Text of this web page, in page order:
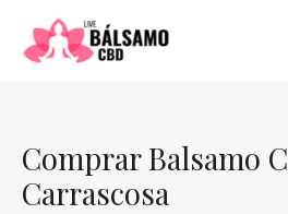
contenido
Comprar Balsamo
Carrascosa